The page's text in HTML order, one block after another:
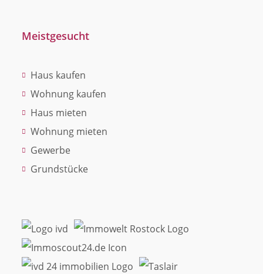
Meistgesucht
Haus kaufen
Wohnung kaufen
Haus mieten
Wohnung mieten
Gewerbe
Grundstücke